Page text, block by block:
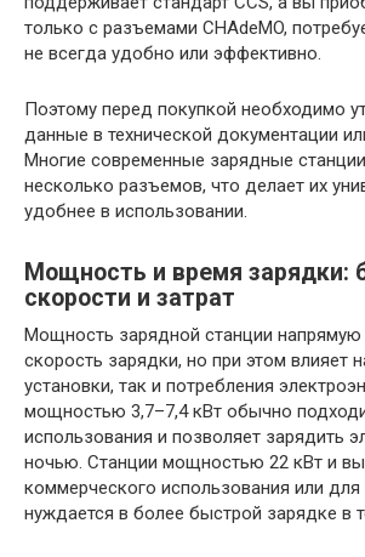
только с разъемами CHAdeMO,
не всегда удобно или эффективно.
Поэтому перед покупкой необходимо
данные в технической документации
Многие современные зарядные
несколько разъемов, что делает их
удобнее в использовании.
Мощность и время зарядки:
скорости и затрат
Мощность зарядной станции напрямую
скорость зарядки, но при этом влияет
установки, так и потребления
мощностью 3,7–7,4 кВт обычно
использования и позволяет зарядить
ночью. Станции мощностью 22 кВт и
коммерческого использования или для
нуждается в более быстрой зарядке в